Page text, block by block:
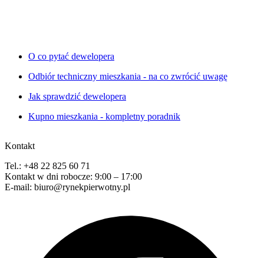
O co pytać dewelopera
Odbiór techniczny mieszkania - na co zwrócić uwagę
Jak sprawdzić dewelopera
Kupno mieszkania - kompletny poradnik
Kontakt
Tel.: +48 22 825 60 71
Kontakt w dni robocze: 9:00 – 17:00
E-mail: biuro@rynekpierwotny.pl